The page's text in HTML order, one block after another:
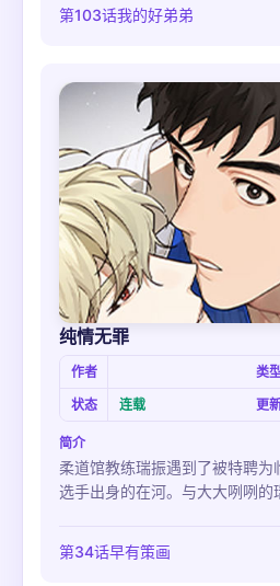
第103话我的好弟弟
纯情无罪
作者 类
状态
连载 更
简介
柔道馆教练瑞振遇到了被特聘为
选手出身的在河。与大大咧咧的
眼睛看到的第一个景象却是在河
第34话早有策画